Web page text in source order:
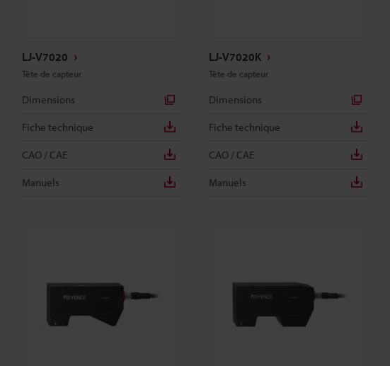
LJ-V7020
Tête de capteur
Dimensions
Fiche technique
CAO / CAE
Manuels
LJ-V7020K
Tête de capteur
Dimensions
Fiche technique
CAO / CAE
Manuels